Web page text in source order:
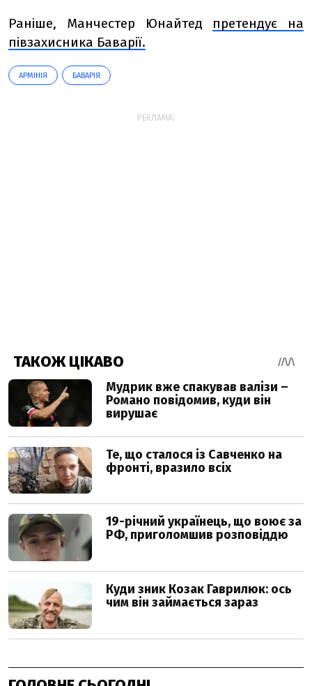
Раніше, Манчестер Юнайтед претендує на
півзахисника Баварії.
АРМІНІЯ БАВАРІЯ
РЕКЛАМА: